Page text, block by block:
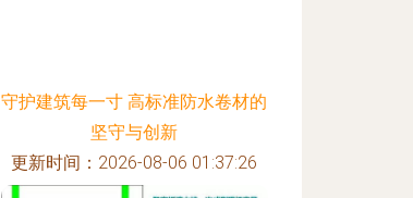
守护建筑每一寸 高标准防水卷材的
坚守与创新
更新时间：2026-08-06 01:37:26